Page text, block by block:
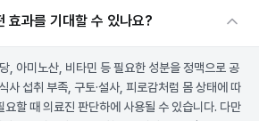
효과를 기대할 수 있나요?
, 아미노산, 비타민 등 필요한 성분을 정맥으로 공
사 섭취 부족, 구토·설사, 피로감처럼 몸 상태에 따
요할 때 의료진 판단하에 사용될 수 있습니다. 다만